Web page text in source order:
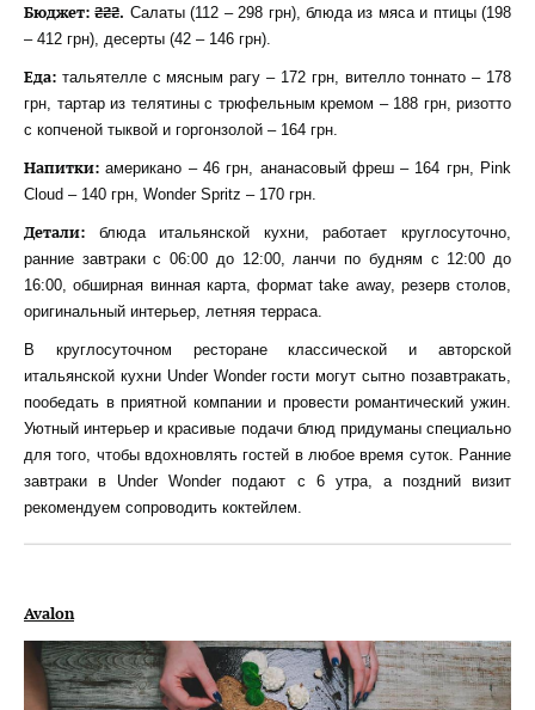
Бюджет: ₴₴₴. Салаты (112 – 298 грн), блюда из мяса и птицы (198
– 412 грн), десерты (42 – 146 грн).
Еда: тальятелле с мясным рагу – 172 грн, вителло тоннато – 178
грн, тартар из телятины с трюфельным кремом – 188 грн, ризотто
с копченой тыквой и горгонзолой – 164 грн.
Напитки: американо – 46 грн, ананасовый фреш – 164 грн, Pink
Cloud – 140 грн, Wonder Spritz – 170 грн.
Детали: блюда итальянской кухни, работает круглосуточно,
ранние завтраки с 06:00 до 12:00, ланчи по будням с 12:00 до
16:00, обширная винная карта, формат take away, резерв столов,
оригинальный интерьер, летняя терраса.
В круглосуточном ресторане классической и авторской
итальянской кухни Under Wonder гости могут сытно позавтракать,
пообедать в приятной компании и провести романтический ужин.
Уютный интерьер и красивые подачи блюд придуманы специально
для того, чтобы вдохновлять гостей в любое время суток. Ранние
завтраки в Under Wonder подают с 6 утра, а поздний визит
рекомендуем сопроводить коктейлем.
Avalon